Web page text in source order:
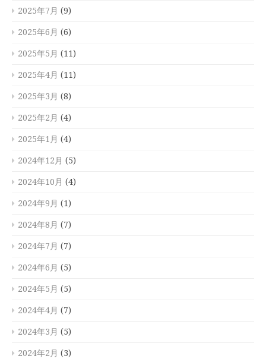
2025年7月 (9)
2025年6月 (6)
2025年5月 (11)
2025年4月 (11)
2025年3月 (8)
2025年2月 (4)
2025年1月 (4)
2024年12月 (5)
2024年10月 (4)
2024年9月 (1)
2024年8月 (7)
2024年7月 (7)
2024年6月 (5)
2024年5月 (5)
2024年4月 (7)
2024年3月 (5)
2024年2月 (3)